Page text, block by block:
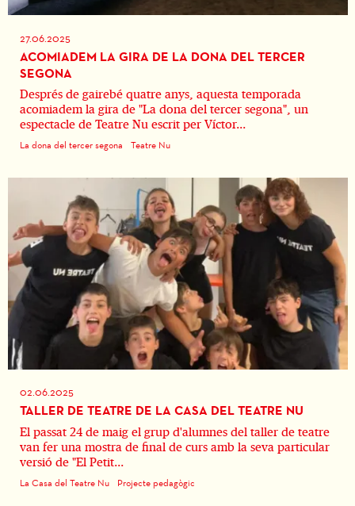
27.06.2025
ACOMIADEM LA GIRA DE LA DONA DEL TERCER
SEGONA
Després de gairebé quatre anys, aquesta temporada
acomiadem la gira de "La dona del tercer segona", un
espectacle de Teatre Nu escrit per Víctor...
La dona del tercer segona Teatre Nu
02.06.2025
TALLER DE TEATRE DE LA CASA DEL TEATRE NU
El passat 24 de maig el grup d'alumnes del taller de teatre
van fer una mostra de final de curs amb la seva particular
versió de "El Petit...
La Casa del Teatre Nu Projecte pedagògic